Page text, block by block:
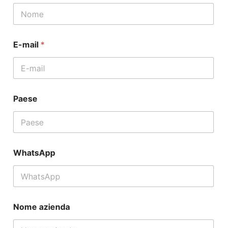
E-mail *
e
s
a
g
o
W
h
t
Paese
WhatsApp
Nome azienda